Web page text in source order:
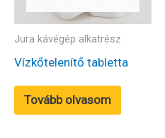
Jura kávégép alkatrész
Vízkőtelenítő tabletta
Tovább olvasom